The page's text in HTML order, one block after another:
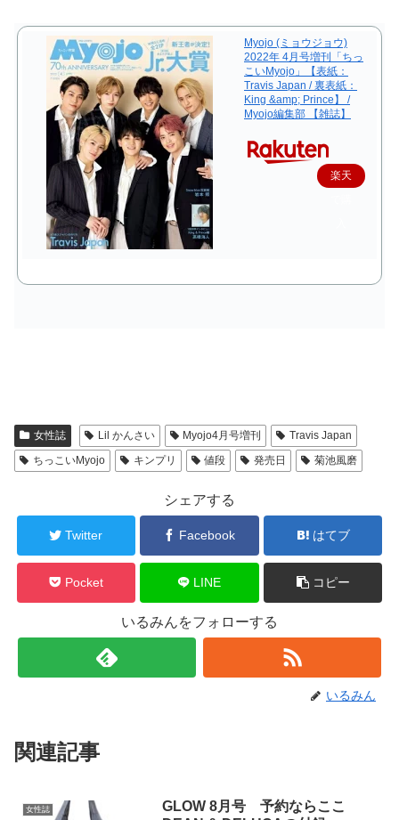
Myojo (ミョウジョウ)
2022年 4月号増刊「ちっ
こいMyojo」【表紙：
Travis Japan / 裏表紙：
King &amp; Prince】 /
Myojo編集部 【雑誌】
楽天
女性誌 Lil かんさい Myojo4月号増刊
Travis Japan
ちっこいMyojo
キンプリ 値段 発売日 菊池風磨
シェアする
Twitter Facebook はてブ
Pocket LINE コピー
いるみんをフォローする
いるみん
関連記事
女性誌
GLOW 8月号 予約ならここ